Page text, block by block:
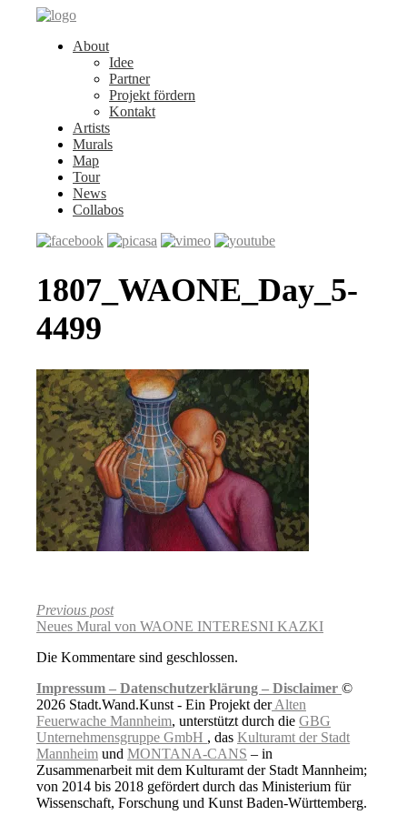
About
Idee
Partner
Projekt fördern
Kontakt
Artists
Murals
Map
Tour
News
Collabos
1807_WAONE_Day_5-
4499
Previous post
Neues Mural von WAONE INTERESNI KAZKI
Die Kommentare sind geschlossen.
Impressum – Datenschutzerklärung – Disclaimer ©
2026 Stadt.Wand.Kunst - Ein Projekt derAlten
Feuerwache Mannheim, unterstützt durch die GBG
Unternehmensgruppe GmbH , das Kulturamt der Stadt
Mannheim und MONTANA-CANS – in
Zusammenarbeit mit dem Kulturamt der Stadt Mannheim;
von 2014 bis 2018 gefördert durch das Ministerium für
Wissenschaft, Forschung und Kunst Baden-Württemberg.